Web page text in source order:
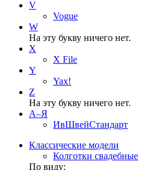
V
Vogue
W
На эту букву ничего нет.
X
X File
Y
Yax!
Z
На эту букву ничего нет.
А–Я
ИвШвейСтандарт
Классические модели
Колготки свадебные
По виду: